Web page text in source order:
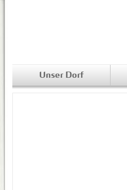
Unser Dorf